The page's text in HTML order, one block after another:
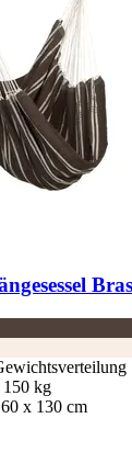
150 kg
x 130 cm